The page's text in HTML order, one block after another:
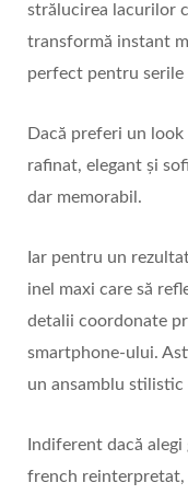
strălucirea lacurilor
transformă instant
perfect pentru serile
Dacă preferi un
rafinat, elegant și
dar memorabil.
Iar pentru un
inel maxi care să
detalii coordonate
smartphone-ului.
un ansamblu
Indiferent dacă
french reinterpretat,